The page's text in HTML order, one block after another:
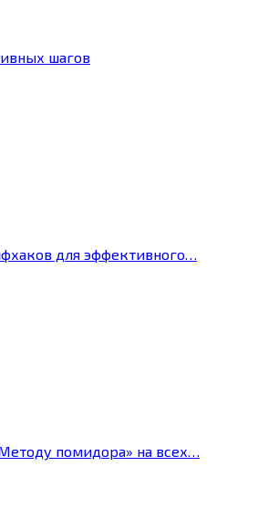
шагов
для эффективного…
помидора» на всех…